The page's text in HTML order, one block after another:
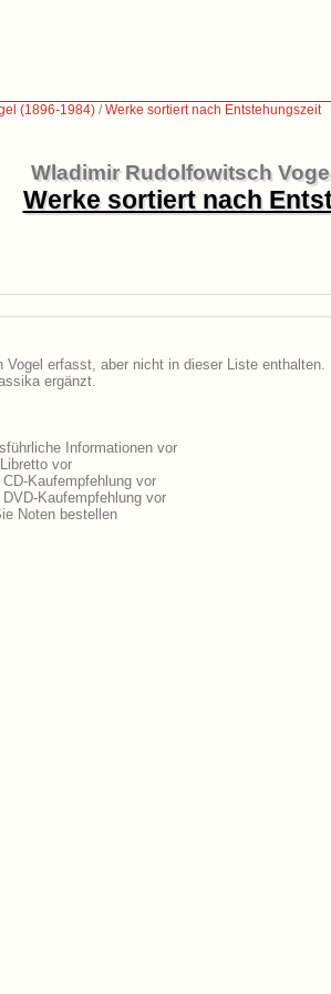
(1896-1984) /Werke sortiert nach Entstehungszeit
Wladimir Rudolfowitsch
Werke sortiert nach
Vogel erfasst, aber nicht in dieser Liste
ergänzt.
Informationen vor
vor
Kaufempfehlung vor
Kaufempfehlung vor
Noten bestellen